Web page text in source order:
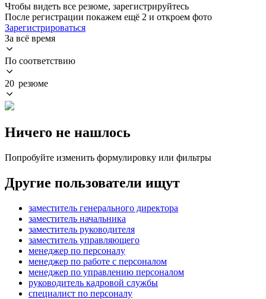
Чтобы видеть все резюме, зарегистрируйтесь
После регистрации покажем ещё 2 и откроем фото
Зарегистрироваться
За всё время
По соответствию
20 резюме
Ничего не нашлось
Попробуйте изменить формулировку или фильтры
Другие пользователи ищут
заместитель генерального директора
заместитель начальника
заместитель руководителя
заместитель управляющего
менеджер по персоналу
менеджер по работе с персоналом
менеджер по управлению персоналом
руководитель кадровой службы
специалист по персоналу